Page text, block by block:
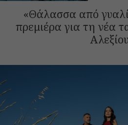
«Θάλασσα από
πρεμιέρα για τη νέα
Αλεξίου